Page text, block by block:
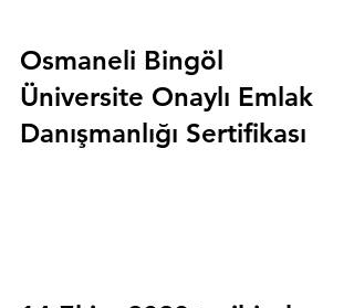
Osmaneli Bingöl
Üniversite Onaylı Emlak
Danışmanlığı Sertifikası